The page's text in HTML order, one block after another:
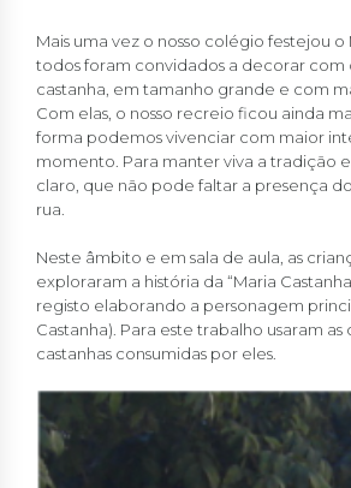
Mais uma vez o nosso colégio festejou o
todos foram convidados a decorar com
castanha, em tamanho grande e com
Com elas, o nosso recreio ficou ainda
forma podemos vivenciar com maior
momento. Para manter viva a tradição e
claro, que não pode faltar a presença
rua.
Neste âmbito e em sala de aula, as
exploraram a história da “Maria
registo elaborando a personagem
Castanha). Para este trabalho usaram as
castanhas consumidas por eles.